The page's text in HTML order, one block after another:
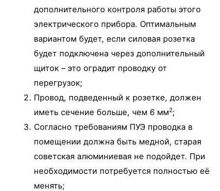
дополнительного контроля работы этого
электрического прибора. Оптимальным
вариантом будет, если силовая розетка
будет подключена через дополнительный
щиток – это оградит проводку от
перегрузок;
Провод, подведенный к розетке, должен
иметь сечение больше, чем 6 мм2;
Согласно требованиям ПУЭ проводка в
помещении должна быть медной, старая
советская алюминиевая не подойдет. При
необходимости потребуется полностью её
менять;